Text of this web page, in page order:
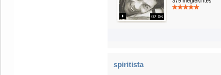
02:06
spiritista